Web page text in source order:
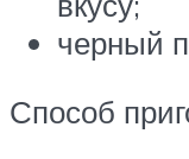
черный
Способ